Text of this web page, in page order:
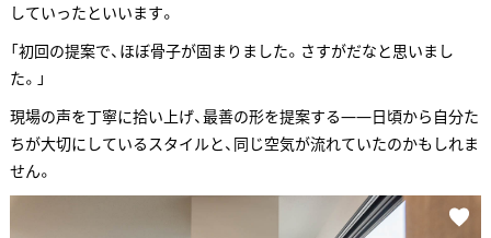
していったといいます。
「初回の提案で、ほぼ骨子が固まりました。さすがだなと思いまし
た。」
現場の声を丁寧に拾い上げ、最善の形を提案する——日頃から自分た
ちが大切にしているスタイルと、同じ空気が流れていたのかもしれま
せん。